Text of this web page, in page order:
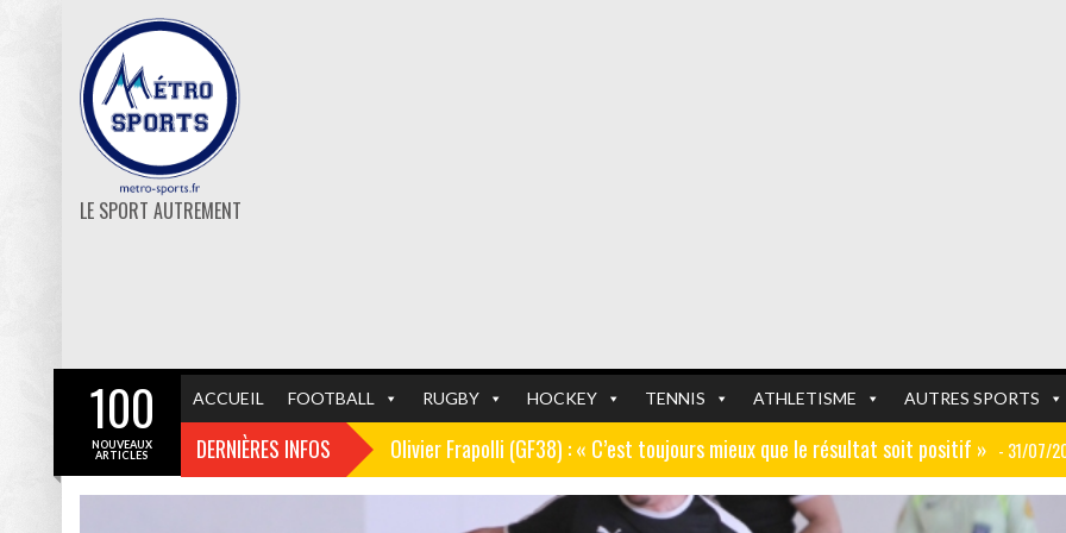
LE SPORT AUTREMENT
ACCUEIL FOOTBALL RUGBY HOCKEY TENNIS ATHLETISME AUTRES SPORTS
DERNIÈRES INFOS Olivier Frapolli (GF38) : « C’est toujours mieux que le résultat soit positif » - 31/07/
Christophe Pélissier (ex AJ Auxerre) : « Le travail dans les centres de formation est
100
NOUVEAUX
ARTICLES
FOOTBALL